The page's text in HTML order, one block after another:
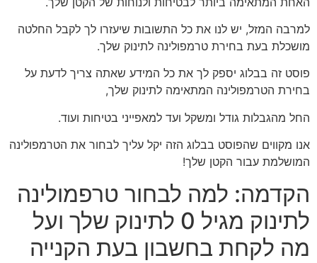
למרבה המזל, יש לנו את כל התשובות שיעזרו לך לקבל החלטה
מושכלת בעת בחירת טרמפולינה לתינוק שלך.
פוסט זה בבלוג יספק לך את כל המידע שאתה צריך לדעת על
בחירת הטרמפולינה המתאימה לתינוק שלך,
החל מהגבלות גודל ומשקל ועד למאפייני בטיחות ועוד.
אנו מקווים שהפוסט בבלוג הזה יקל עליך לבחור את הטרמפולינה
המושלמת עבור הקטן שלך!
הקדמה: למה לבחור טרפמולינה
לתינוק מגיל 0 לתינוק שלך ועל
מה לקחת בחשבון בעת הקנייה